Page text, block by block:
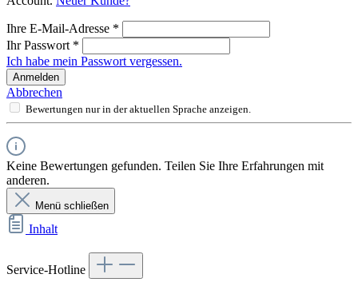
Ihre E-Mail-Adresse *
Ihr Passwort *
Ich habe mein Passwort vergessen.
Anmelden
Abbrechen
Bewertungen nur in der aktuellen Sprache anzeigen.
Keine Bewertungen gefunden. Teilen Sie Ihre Erfahrungen mit
anderen.
Menü schließen
Inhalt
Service-Hotline